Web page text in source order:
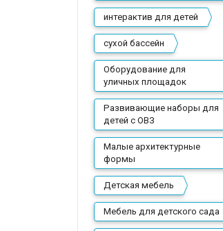
интерактив для детей
сухой бассейн
Оборудование для
уличных площадок
Развивающие наборы для
детей с ОВЗ
Малые архитектурные
формы
Детская мебель
Мебель для детского сада